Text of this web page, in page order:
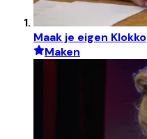
Maak je eigen Klokko
Maken